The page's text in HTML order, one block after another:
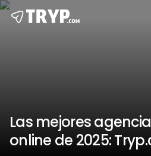
Las mejores
online de 2025: